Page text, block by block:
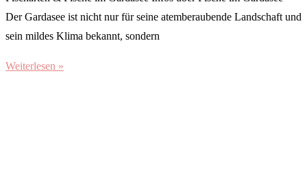
Der Gardasee ist nicht nur für seine atemberaubende Landschaft und
sein mildes Klima bekannt, sondern
Weiterlesen »